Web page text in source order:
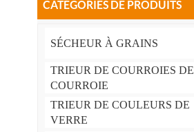
CATÉGORIES DE PRODUITS
SÉCHEUR À GRAINS
TRIEUR DE COURROIES DE
COURROIE
TRIEUR DE COULEURS DE
VERRE